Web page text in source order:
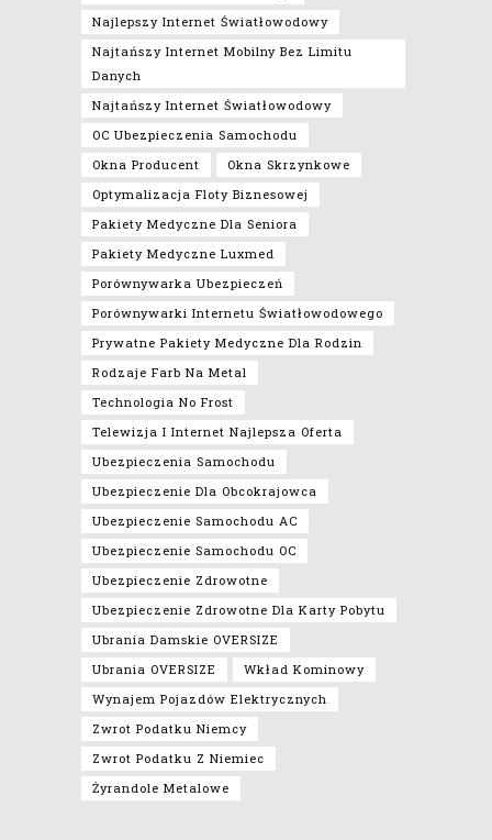
Najlepszy Internet Światłowodowy
Najtańszy Internet Mobilny Bez Limitu
Danych
Najtańszy Internet Światłowodowy
OC Ubezpieczenia Samochodu
Okna Producent
Okna Skrzynkowe
Optymalizacja Floty Biznesowej
Pakiety Medyczne Dla Seniora
Pakiety Medyczne Luxmed
Porównywarka Ubezpieczeń
Porównywarki Internetu Światłowodowego
Prywatne Pakiety Medyczne Dla Rodzin
Rodzaje Farb Na Metal
Technologia No Frost
Telewizja I Internet Najlepsza Oferta
Ubezpieczenia Samochodu
Ubezpieczenie Dla Obcokrajowca
Ubezpieczenie Samochodu AC
Ubezpieczenie Samochodu OC
Ubezpieczenie Zdrowotne
Ubezpieczenie Zdrowotne Dla Karty Pobytu
Ubrania Damskie OVERSIZE
Ubrania OVERSIZE
Wkład Kominowy
Wynajem Pojazdów Elektrycznych
Zwrot Podatku Niemcy
Zwrot Podatku Z Niemiec
Żyrandole Metalowe